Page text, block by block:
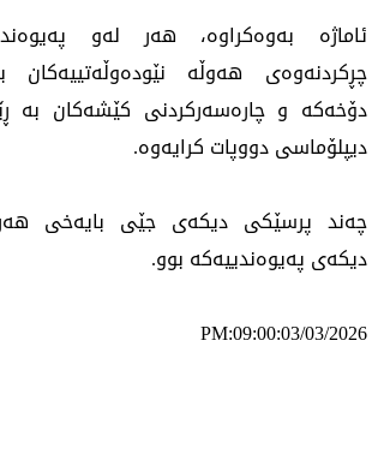
ئاماژە بەوەکراوە، هەر لەو
چڕکردنەوەی هەوڵە نێودەوڵەتییەکان
دۆخەکە و چارەسەرکردنی کێشەکان بە
دیپلۆماسی دووپات کرایەوە.
چه‌ند پرسێکی دیکه‌ی جێی بایه‌خی
دیکه‌ی په‌یوه‌ندییه‌که‌ بوو.
PM:09:00:03/03/2026